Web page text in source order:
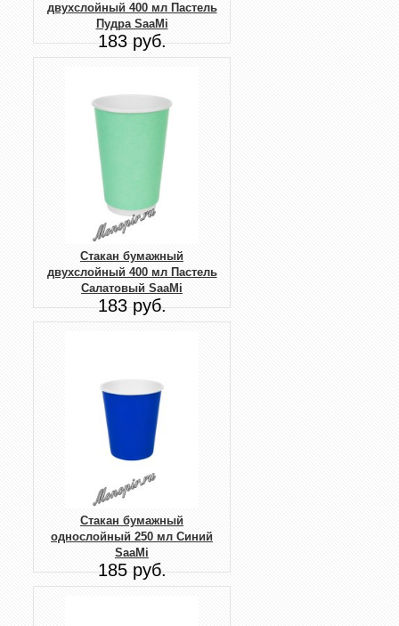
двухслойный 400 мл Пастель
Пудра SaaMi
183 руб.
Стакан бумажный
двухслойный 400 мл Пастель
Салатовый SaaMi
183 руб.
Стакан бумажный
однослойный 250 мл Синий
SaaMi
185 руб.